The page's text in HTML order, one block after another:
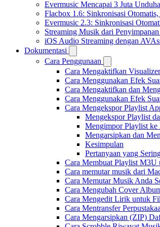
Evermusic Mencapai 3 Juta
Flacbox 1.6: Sinkronisasi
Evermusic 2.3: Sinkronisasi
Streaming Musik dari
iOS Audio Streaming dengan
Dokumentasi
Cara Penggunaan
Cara Mengaktifkan
Cara Menggunakan Efek
Cara Mengaktifkan dan
Cara Menggunakan Efek
Cara Mengekspor Playlist
Mengekspor Playlist
Mengimpor Playlist ke
Mengarsipkan dan
Kesimpulan
Pertanyaan yang
Cara Membuat Playlist
Cara memutar musik dari
Cara Memutar Musik Anda
Cara Mengubah Cover
Cara Mengedit Lirik untuk
Cara Mentransfer
Cara Mengarsipkan (ZIP)